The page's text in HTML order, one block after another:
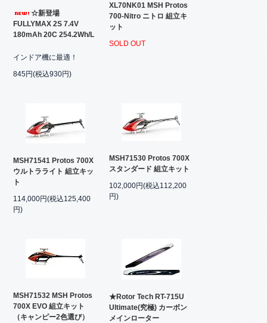
☆新登場
FULLYMAX 2S 7.4V
180mAh 20C 254.2Wh/L
インドア機に最適！
845円(税込930円)
XL70NK01 MSH Protos
700-Nitro ニトロ 組立キ
ット
SOLD OUT
MSH71541 Protos 700X
ウルトラライト 組立キッ
ト
114,000円(税込125,400
円)
MSH71530 Protos 700X
スタンダード 組立キット
102,000円(税込112,200
円)
MSH71532 MSH Protos
700X EVO 組立キット
（キャンピー2色選び）
★Rotor Tech RT-715U
Ultimate(究極) カーボン
メインローター